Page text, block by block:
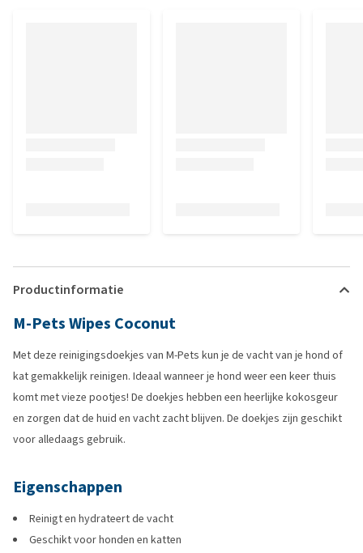
Productinformatie
M-Pets Wipes Coconut
Met deze reinigingsdoekjes van M-Pets kun je de vacht van je hond of
kat gemakkelijk reinigen. Ideaal wanneer je hond weer een keer thuis
komt met vieze pootjes! De doekjes hebben een heerlijke kokosgeur
en zorgen dat de huid en vacht zacht blijven. De doekjes zijn geschikt
voor alledaags gebruik.
Eigenschappen
Reinigt en hydrateert de vacht
Geschikt voor honden en katten